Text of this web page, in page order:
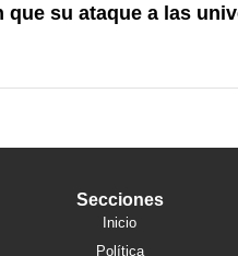
que su ataque a las
Secciones
Inicio
Política